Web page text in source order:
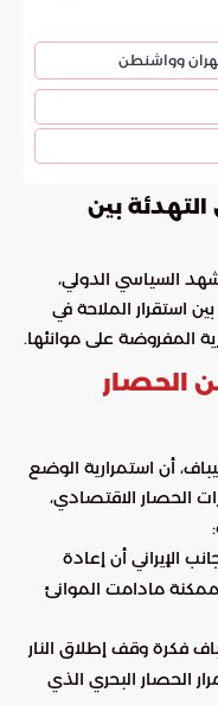
وواشنطن
بين
السياسي الدولي،
استقرار الملاحة في
المفروضة على موانئها.
الحصار
أن استمرارية الوضع
الحصار الاقتصادي،
الإيراني أن إعادة
ممكنة مادامت الموانئ
فكرة وقف إطلاق النار
الحصار البحري الذي